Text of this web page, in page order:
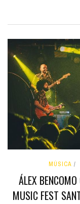
MÚSICA
ÁLEX
MUSIC FEST